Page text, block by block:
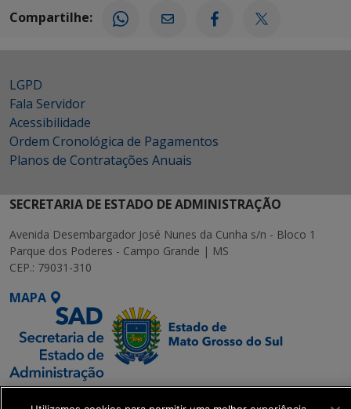
Compartilhe:
LGPD
Fala Servidor
Acessibilidade
Ordem Cronológica de Pagamentos
Planos de Contratações Anuais
SECRETARIA DE ESTADO DE ADMINISTRAÇÃO
Avenida Desembargador José Nunes da Cunha s/n - Bloco 1
Parque dos Poderes - Campo Grande | MS
CEP.: 79031-310
MAPA